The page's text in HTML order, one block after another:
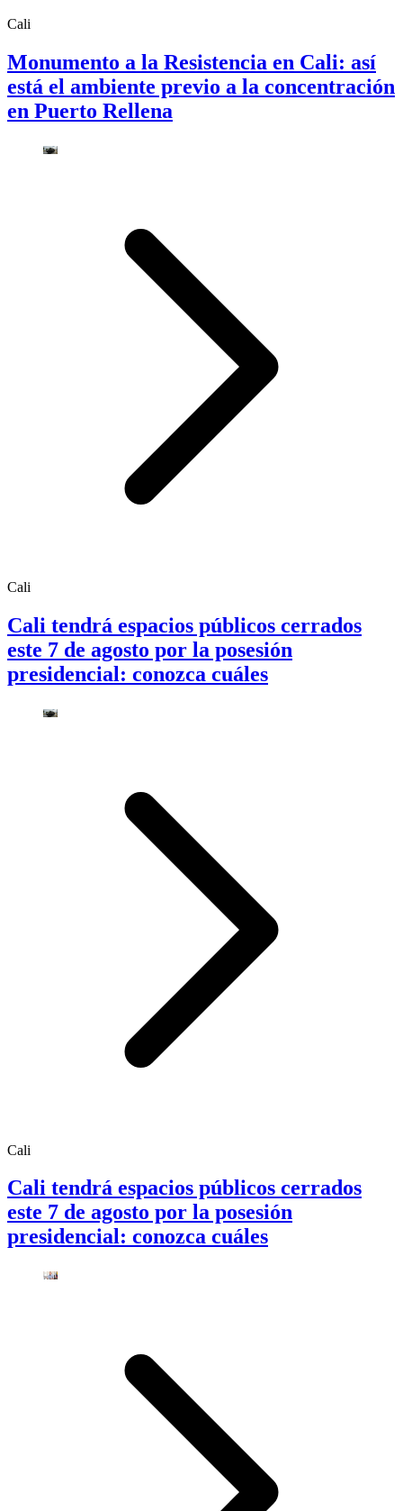
Cali
Monumento a la Resistencia en Cali: así
está el ambiente previo a la concentración
en Puerto Rellena
Cali
Cali tendrá espacios públicos cerrados
este 7 de agosto por la posesión
presidencial: conozca cuáles
Cali
Cali tendrá espacios públicos cerrados
este 7 de agosto por la posesión
presidencial: conozca cuáles